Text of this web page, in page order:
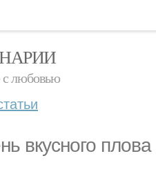
с любовью
вкусного